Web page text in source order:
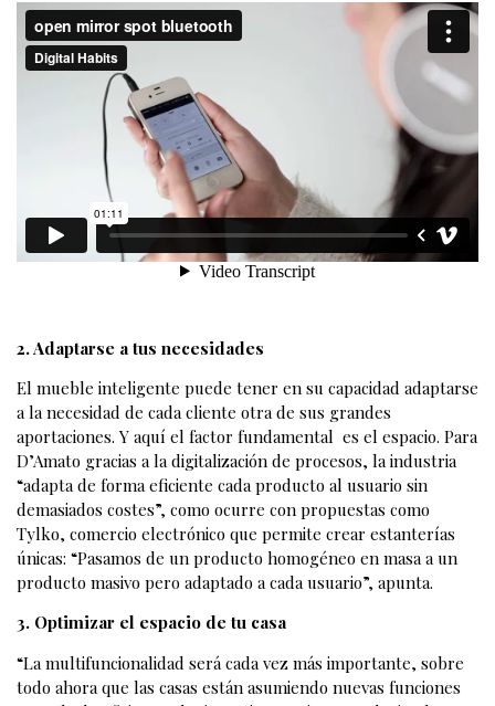
2. Adaptarse a tus necesidades
El mueble inteligente puede tener en su capacidad adaptarse
a la necesidad de cada cliente otra de sus grandes
aportaciones. Y aquí el factor fundamental es el espacio. Para
D’Amato gracias a la digitalización de procesos, la industria
“adapta de forma eficiente cada producto al usuario sin
demasiados costes”, como ocurre con propuestas como
Tylko, comercio electrónico que permite crear estanterías
únicas: “Pasamos de un producto homogéneo en masa a un
producto masivo pero adaptado a cada usuario”, apunta.
3. Optimizar el espacio de tu casa
“La multifuncionalidad será cada vez más importante, sobre
todo ahora que las casas están asumiendo nuevas funciones